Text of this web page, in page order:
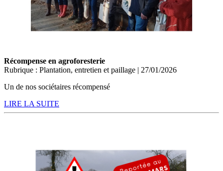
Récompense en agroforesterie
Rubrique : Plantation, entretien et paillage | 27/01/2026
Un de nos sociétaires récompensé
LIRE LA SUITE